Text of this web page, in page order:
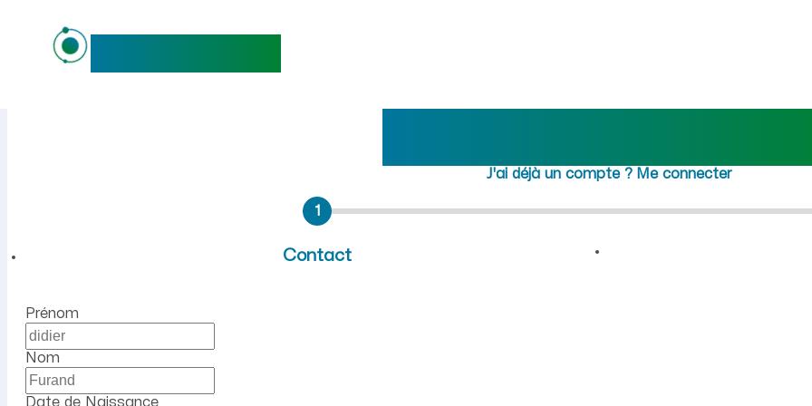
Emploi à Saint-Didier-de-Formans (Ain) : recrutement
Rejoindre maideoàSaint-
J'ai déjà un compte ? Me connecter
1
Contact
Prénom
Nom
Date de Naissance